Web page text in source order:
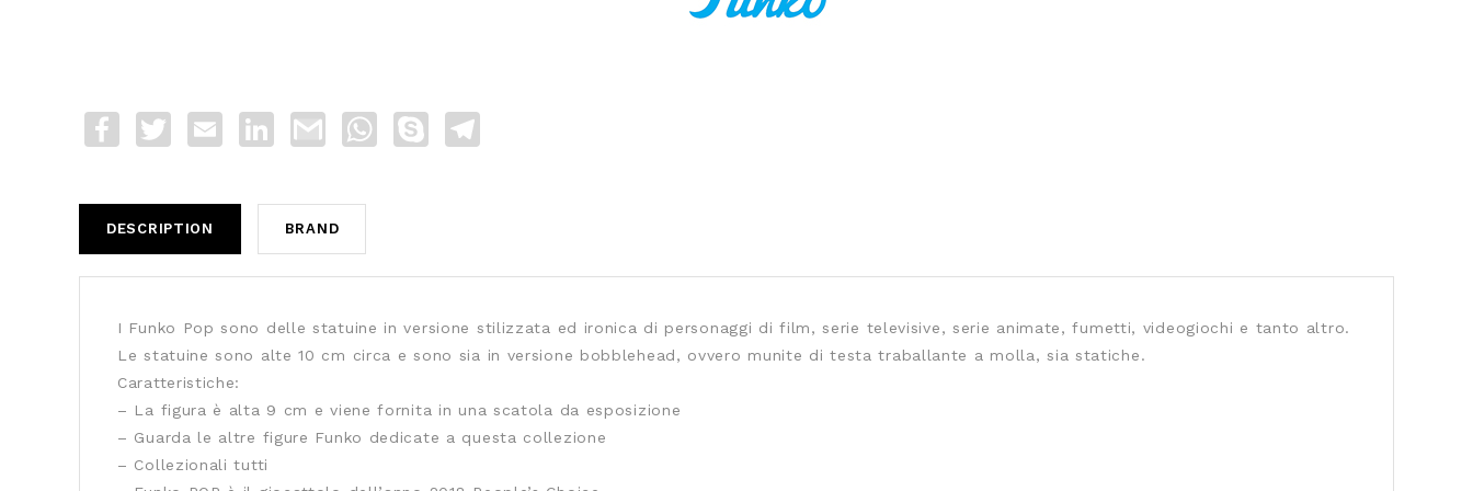
FacebookTwitter Email LinkedInGmail WhatsApp
Skype
DESCRIPTION BRAND
I Funko Pop sono delle statuine in versione stilizzata ed ironica di personaggi di film, serie televisive, serie animate, fumetti, videogiochi e tanto altro.
Le statuine sono alte 10 cm circa e sono sia in versione bobblehead, ovvero munite di testa traballante a molla, sia statiche.
Caratteristiche:
– La figura è alta 9 cm e viene fornita in una scatola da esposizione
– Guarda le altre figure Funko dedicate a questa collezione
– Collezionali tutti